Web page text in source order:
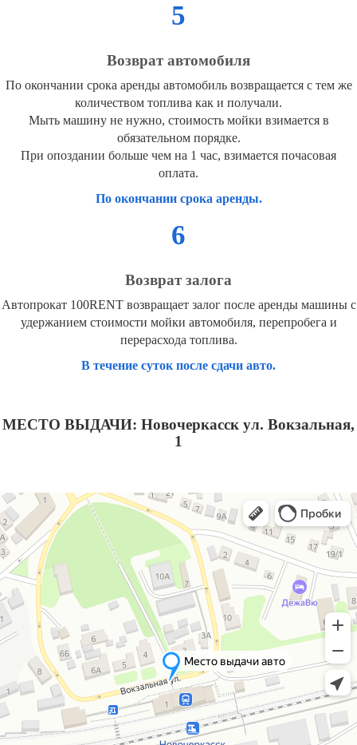
5
Возврат автомобиля
По окончании срока аренды автомобиль возвращается с тем же
количеством топлива как и получали.
Мыть машину не нужно, стоимость мойки взимается в
обязательном порядке.
При опоздании больше чем на 1 час, взимается почасовая
оплата.
По окончании срока аренды.
6
Возврат залога
Автопрокат 100RENT возвращает залог после аренды машины с
удержанием стоимости мойки автомобиля, перепробега и
перерасхода топлива.
В течение суток после сдачи авто.
МЕСТО ВЫДАЧИ: Новочеркасск ул. Вокзальная,
1